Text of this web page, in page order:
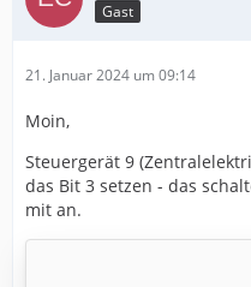
Gast
21. Januar 2024 um 09:14
Moin,
Steuergerät 9
das Bit 3 setzen - das
mit an.